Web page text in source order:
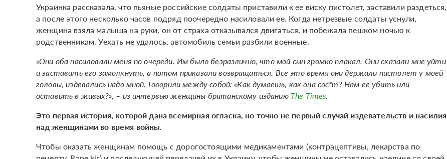
Украинка рассказала, что пьяные российские солдаты приставили к ее виску пистолет, заставили раздеться,
а после этого несколько часов подряд поочередно насиловали ее. Когда нетрезвые солдаты уснули,
женщина взяла малыша на руки, он от страха отказывался двигаться, и побежала пешком ночью к
родственникам. Уехать не удалось, автомобиль семьи разбили военные.
«Они оба насиловали меня по очереди. Им было безразлично, что мой сын громко плакал. Они сказали мне уйти
и заставить его замолкнуть, а потом приказали возвращаться. Все это время они держали пистолет у моей
головы, издевались надо мной. Говорили между собой: «Как думаешь, как она сос*т? Нам ее убить или
оставить в живых?», – из интервью женщины британскому изданию The Times.
Это первая история, которой дана всемирная огласка, но точно не первый случай издевательств и насилия
над женщинами во время войны.
Чтобы оказать женщинам помощь с дорогостоящими медикаментами (контрацептивы, лекарства по